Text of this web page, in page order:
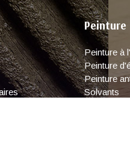
Peinture
Peinture à
Peinture
Peinture
Solvants